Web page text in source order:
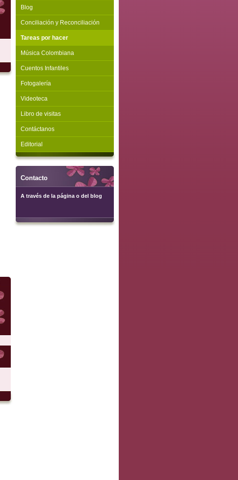
Blog
Conciliación y Reconciliación
Tareas por hacer
Música Colombiana
Cuentos Infantiles
Fotogalería
Videoteca
Libro de visitas
Contáctanos
Editorial
Contacto
A través de la página o del blog